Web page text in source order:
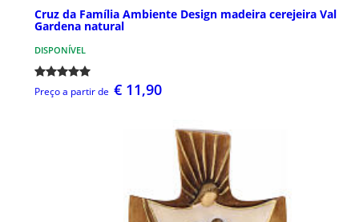
Cruz da Família Ambiente Design madeira cerejeira Val
Gardena natural
DISPONÍVEL
Preço a partir de € 11,90